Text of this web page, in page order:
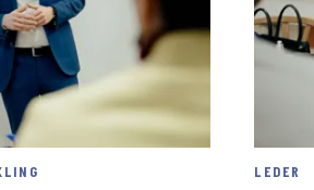
LEDER